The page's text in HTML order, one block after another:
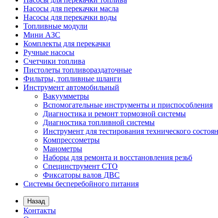
Насосы для перекачки масла
Насосы для перекачки воды
Топливные модули
Мини АЗС
Комплекты для перекачки
Ручные насосы
Счетчики топлива
Пистолеты топливораздаточные
Фильтры, топливные шланги
Инструмент автомобильный
Вакуумметры
Вспомогательные инструменты и приспособления
Диагностика и ремонт тормозной системы
Диагностика топливной системы
Инструмент для тестирования технического
Компрессометры
Манометры
Наборы для ремонта и восстановления резьб
Специнструмент СТО
Фиксаторы валов ДВС
Системы бесперебойного питания
Назад
Контакты